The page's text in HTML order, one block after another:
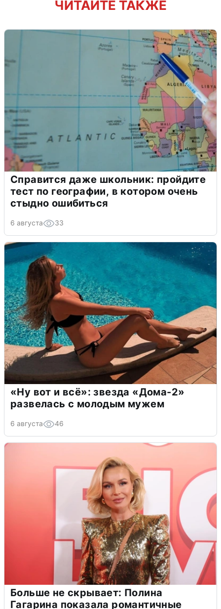
ЧИТАЙТЕ ТАКЖЕ
Справится даже школьник: пройдите
тест по географии, в котором очень
стыдно ошибиться
6 августа 33
«Ну вот и всё»: звезда «Дома-2»
развелась с молодым мужем
6 августа 46
Больше не скрывает: Полина
Гагарина показала романтичные